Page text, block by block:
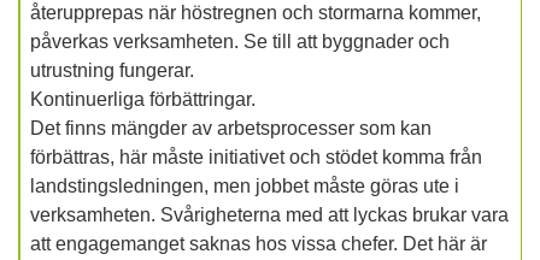
återupprepas när höstregnen och stormarna kommer,
påverkas verksamheten. Se till att byggnader och
utrustning fungerar.
Kontinuerliga förbättringar.
Det finns mängder av arbetsprocesser som kan
förbättras, här måste initiativet och stödet komma från
landstingsledningen, men jobbet måste göras ute i
verksamheten. Svårigheterna med att lyckas brukar vara
att engagemanget saknas hos vissa chefer. Det här är